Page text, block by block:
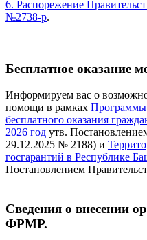
6. Распорежение
№2738-р.
Бесплатное оказание
Информируем вас о
помощи в рамках Программы
бесплатного оказания
2026 год утв.
29.12.2025 № 2188) и
госгарантий в Республике
Постановлением
Cведения о внесении
ФРМР.